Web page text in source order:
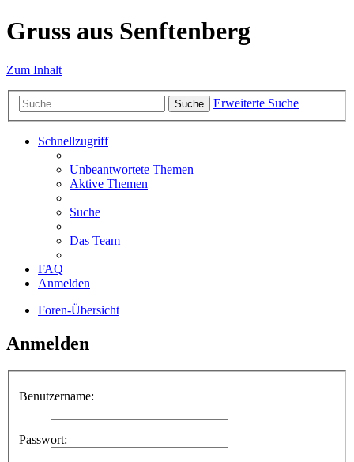
Gruss aus Senftenberg
Zum Inhalt
Suche Erweiterte Suche
Schnellzugriff
Unbeantwortete Themen
Aktive Themen
Suche
Das Team
FAQ
Anmelden
Foren-Übersicht
Anmelden
Benutzername:
Passwort: